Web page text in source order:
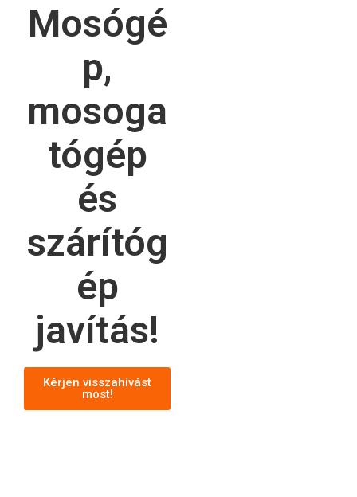
Mosógé
p,
mosoga
tógép
és
szárítóg
ép
javítás!
Kérjen visszahívást
most!